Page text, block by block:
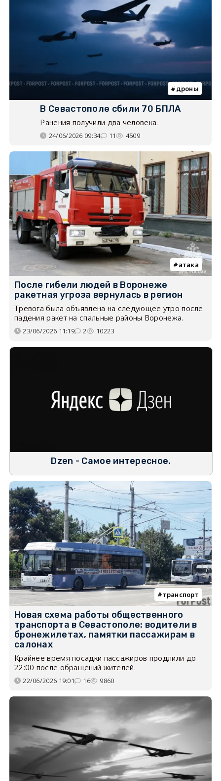
дроны
В Севастополе сбили 70 БПЛА
Ранения получили два человека.
24/06/2026 09:34 11 4509
атака
После гибели людей в Воронеже
ракетная угроза вернулась в регион
Тревога была объявлена на следующее утро после
падения ракет на спальные районы Воронежа.
23/06/2026 11:19 2 10223
Dzen - Самое интересное.
транспорт
Новая схема работы общественного
транспорта в Севастополе: водители в
бронежилетах, памятки пассажирам в
салонах
Крайнее время посадки пассажиров продлили до
22:00 после обращений жителей.
22/06/2026 19:01 16 9860